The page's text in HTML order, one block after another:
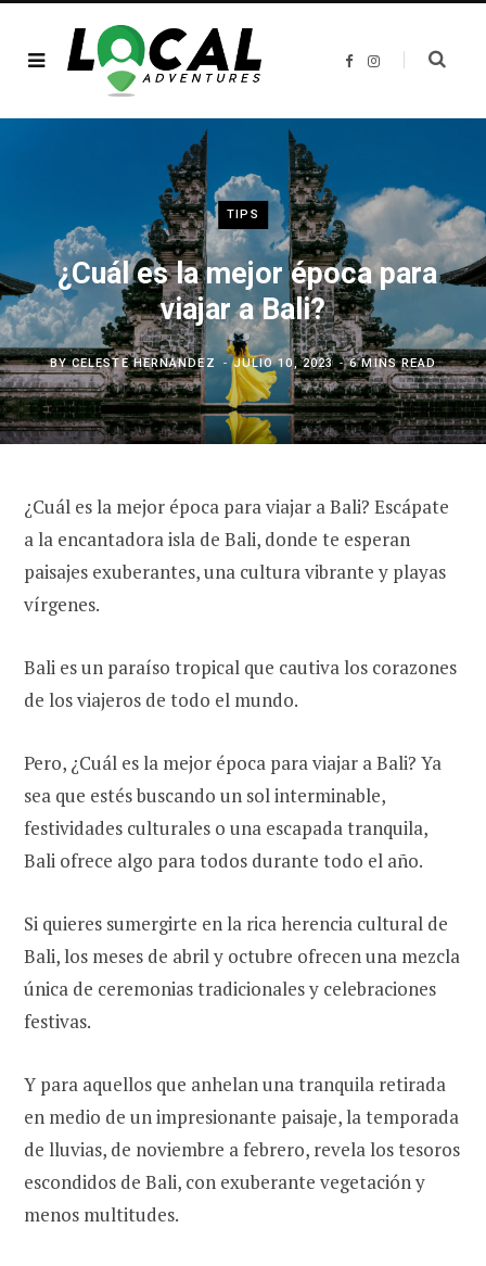
F
b
I
a
TIPS
¿Cuál es la mejor época para
viajar a Bali?
BYCELESTE HERNANDEZ JULIO 10, 2023 6 MINS READ
¿Cuál es la mejor época para viajar a Bali? Escápate
a la encantadora isla de Bali, donde te esperan
paisajes exuberantes, una cultura vibrante y playas
vírgenes.
Bali es un paraíso tropical que cautiva los corazones
de los viajeros de todo el mundo.
Pero, ¿Cuál es la mejor época para viajar a Bali? Ya
sea que estés buscando un sol interminable,
festividades culturales o una escapada tranquila,
Bali ofrece algo para todos durante todo el año.
Si quieres sumergirte en la rica herencia cultural de
Bali, los meses de abril y octubre ofrecen una mezcla
única de ceremonias tradicionales y celebraciones
festivas.
Y para aquellos que anhelan una tranquila retirada
en medio de un impresionante paisaje, la temporada
de lluvias, de noviembre a febrero, revela los tesoros
escondidos de Bali, con exuberante vegetación y
menos multitudes.